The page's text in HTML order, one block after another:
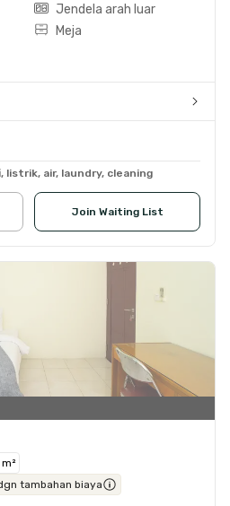
Jendela arah luar
Meja
air, laundry, cleaning
Join Waiting List
tambahan biaya